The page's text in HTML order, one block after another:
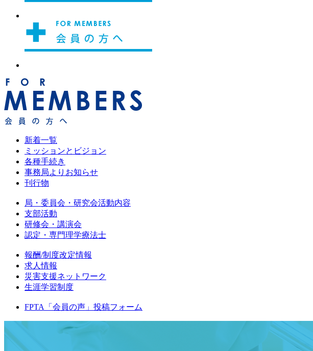
新着一覧
ミッションとビジョン
各種手続き
事務局よりお知らせ
刊行物
局・委員会・研究会活動内容
支部活動
研修会・講演会
認定・専門理学療法士
報酬/制度改定情報
求人情報
災害支援ネットワーク
生涯学習制度
FPTA「会員の声」投稿フォーム